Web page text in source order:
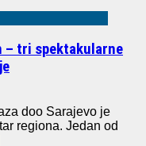
– tri spektakularne
doo Sarajevo je
regiona. Jedan od